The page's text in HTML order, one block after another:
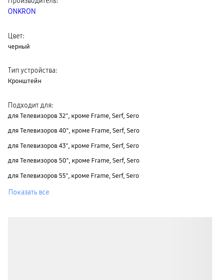
ONKRON
Цвет:
черный
Тип устройства:
Кронштейн
Подходит для:
для Телевизоров 32", кроме Frame, Serf, Sero
для Телевизоров 40", кроме Frame, Serf, Sero
для Телевизоров 43", кроме Frame, Serf, Sero
для Телевизоров 50", кроме Frame, Serf, Sero
для Телевизоров 55", кроме Frame, Serf, Sero
Показать все